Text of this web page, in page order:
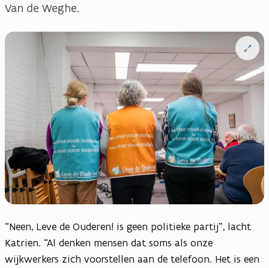
Van de Weghe.
Open
vergrote
“Neen, Leve de Ouderen! is geen politieke partij”, lacht
Katrien. “Al denken mensen dat soms als onze
wijkwerkers zich voorstellen aan de telefoon. Het is een